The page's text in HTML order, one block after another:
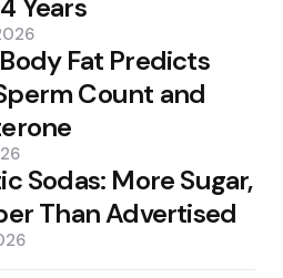
Years
Fat Predicts
Count and
Sodas: More Sugar,
Than Advertised